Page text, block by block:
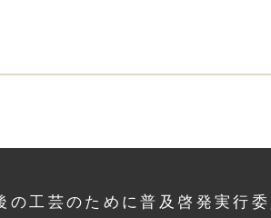
の工芸のために普及啓発実行委